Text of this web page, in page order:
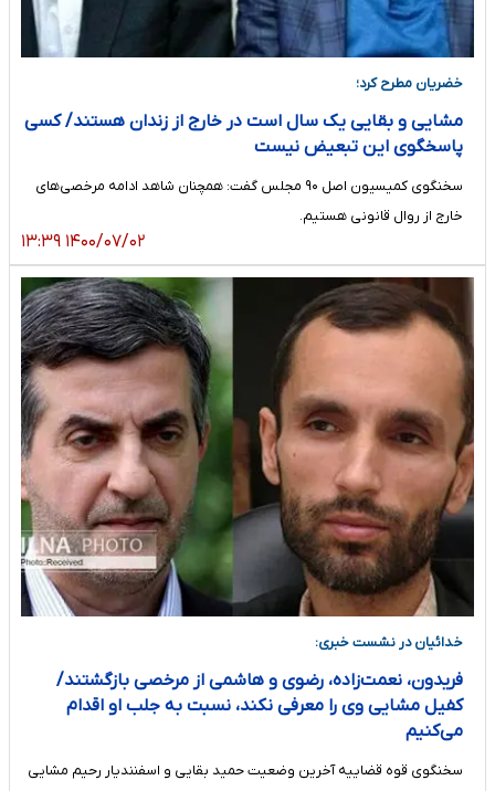
خضریان مطرح کرد؛
مشایی و بقایی یک سال است در خارج از زندان هستند/ کسی
پاسخگوی این تبعیض نیست
سخنگوی کمیسیون اصل ۹۰ مجلس گفت: همچنان شاهد ادامه مرخصی‌های
خارج از روال قانونی هستیم.
۱۴۰۰/۰۷/۰۲ ۱۳:۳۹
خدائیان در نشست خبری:
فریدون، نعمت‌زاده، رضوی و هاشمی از مرخصی بازگشتند/
کفیل مشایی وی را معرفی نکند، نسبت به جلب او اقدام
می‌کنیم
سخنگوی قوه قضاییه آخرین وضعیت حمید بقایی و اسفنندیار رحیم مشایی